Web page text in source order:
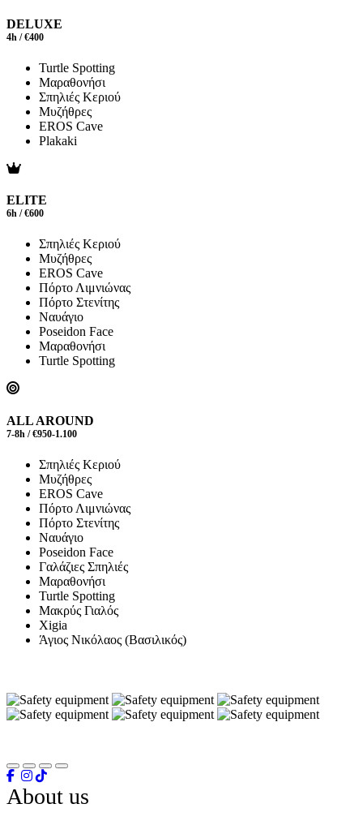
DELUXE
4h / €400
Turtle Spotting
Μαραθονήσι
Σπηλιές Κεριού
Μυζήθρες
EROS Cave
Plakaki
ELITE
6h / €600
Σπηλιές Κεριού
Μυζήθρες
EROS Cave
Πόρτο Λιμνιώνας
Πόρτο Στενίτης
Ναυάγιο
Poseidon Face
Μαραθονήσι
Turtle Spotting
ALL AROUND
7-8h / €950-1.100
Σπηλιές Κεριού
Μυζήθρες
EROS Cave
Πόρτο Λιμνιώνας
Πόρτο Στενίτης
Ναυάγιο
Poseidon Face
Γαλάζιες Σπηλιές
Μαραθονήσι
Turtle Spotting
Μακρύς Γιαλός
Xigia
Άγιος Νικόλαος (Βασιλικός)
About us